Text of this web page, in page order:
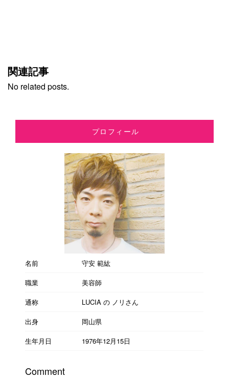
関連記事
No related posts.
プロフィール
名前
守安 範紘
職業
美容師
通称
LUCIA の ノリさん
出身
岡山県
生年月日
1976年12月15日
Comment